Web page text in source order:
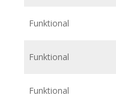
Funktional
Funktional
Funktional